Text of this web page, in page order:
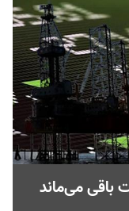
باقی می‌ماند